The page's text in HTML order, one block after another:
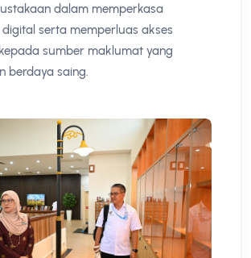
dalam memperkasa
serta memperluas akses
sumber maklumat yang
berdaya saing.